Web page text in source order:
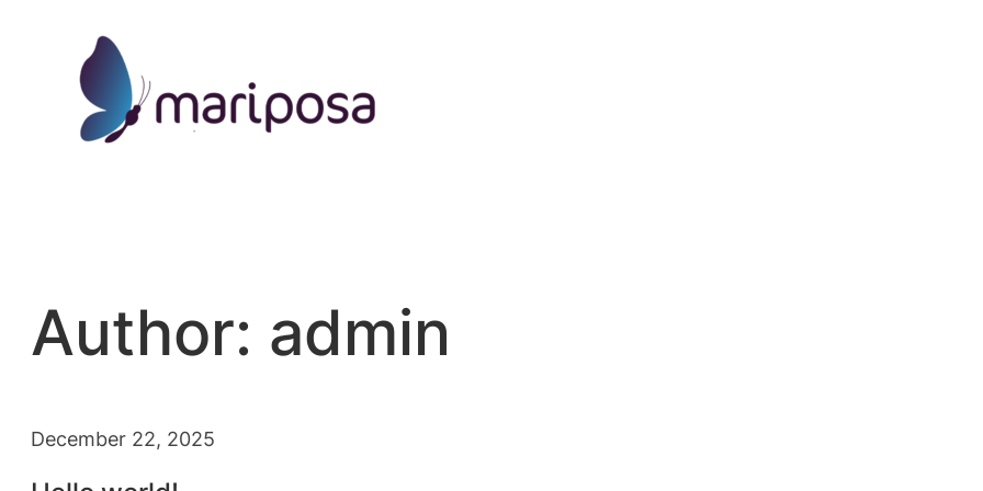
content
Author: admin
December 22, 2025